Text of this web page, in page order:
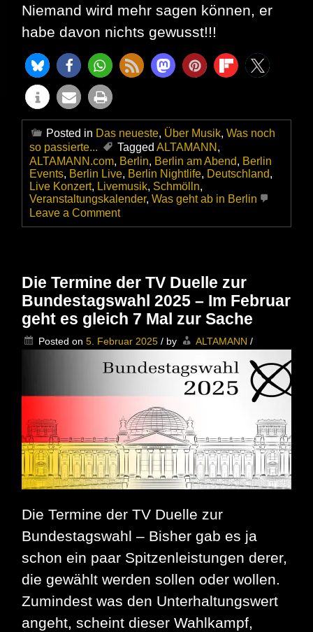
Niemand wird mehr sagen können, er
habe davon nichts gewusst!!!
Posted in Das neueste, Über Musik, Was noch
so passierte...
Tagged ALTAMANN ,
ALTAMANN.com, Berlin, Berlin am Abend, Berlin
Events, Berlin Live, Berlin Nightlife, Deutschland,
Live Konzert, Livemusik, Schmölln,
Veranstaltungskalender, Was geht ab in Berlin
Leave a Commenton
Sagt
der
Auftritt
naht!
Die Termine der TV Duelle zur
Bundestagswahl 2025 – Im Februar
geht es gleich 7 Mal zur Sache
Posted on 5. Februar 2025 / by ALTAMANN /
Die Termine der TV Duelle zur
Bundestagswahl – Bisher gab es ja
schon ein paar Spitzenleistungen derer,
die gewählt werden sollen oder wollen.
Zumindest was den Unterhaltungswert
angeht, scheint dieser Wahlkampf,